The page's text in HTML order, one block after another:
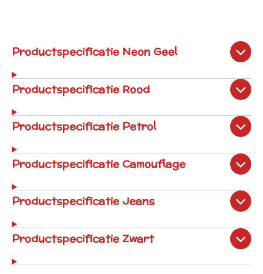
Productspecificatie Neon Geel
Productspecificatie Rood
Productspecificatie Petrol
Productspecificatie Camouflage
Productspecificatie Jeans
Productspecificatie Zwart